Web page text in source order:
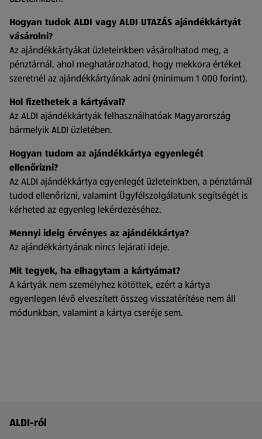
Hogyan tudok ALDI vagy ALDI UTAZÁS ajándékkártyát
vásárolni?
Az ajándékkártyákat üzleteinkben vásárolhatod meg, a
pénztárnál, ahol meghatározhatod, hogy mekkora értéket
szeretnél az ajándékkártyának adni (minimum 1 000 forint).
Hol fizethetek a kártyával?
Az ALDI ajándékkártyák felhasználhatóak Magyarország
bármelyik ALDI üzletében.
Hogyan tudom az ajándékkártya egyenlegét
ellenőrizni?
Az ALDI ajándékkártya egyenlegét üzleteinkben, a pénztárnál
tudod ellenőrizni, valamint Ügyfélszolgálatunk segítségét is
kérheted az egyenleg lekérdezéséhez.
Mennyi ideig érvényes az ajándékkártya?
Az ajándékkártyának nincs lejárati ideje.
Mit tegyek, ha elhagytam a kártyámat?
A kártyák nem személyhez kötöttek, ezért a kártya
egyenlegen lévő elveszített összeg visszatérítése nem áll
módunkban, valamint a kártya cseréje sem.​
Láblécmenü - további linkek
ALDI-ról